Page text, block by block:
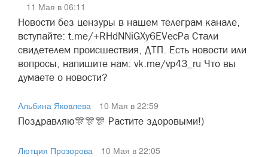
11 Мая в 06:11
Новости без цензуры в нашем телеграм канале,
вступайте: t.me/+RHdNNiGXy6EVecPa Стали
свидетелем происшествия, ДТП. Есть новости или
вопросы, напишите нам: vk.me/vp43_ru Что вы
думаете о новости?
Альбина Яковлева
10 Мая в 22:59
Поздравляю🎊🎊🎊 Растите здоровыми!)
Лютция Прозорова
10 Мая в 22:05